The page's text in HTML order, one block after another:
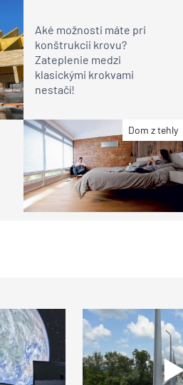
Aké možnosti máte pri
konštrukcii krovu?
Zateplenie medzi
klasickými krokvami
nestačí!
Dom z tehly